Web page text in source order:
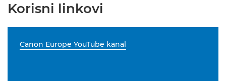
Korisni linkovi
Canon Europe YouTube kanal